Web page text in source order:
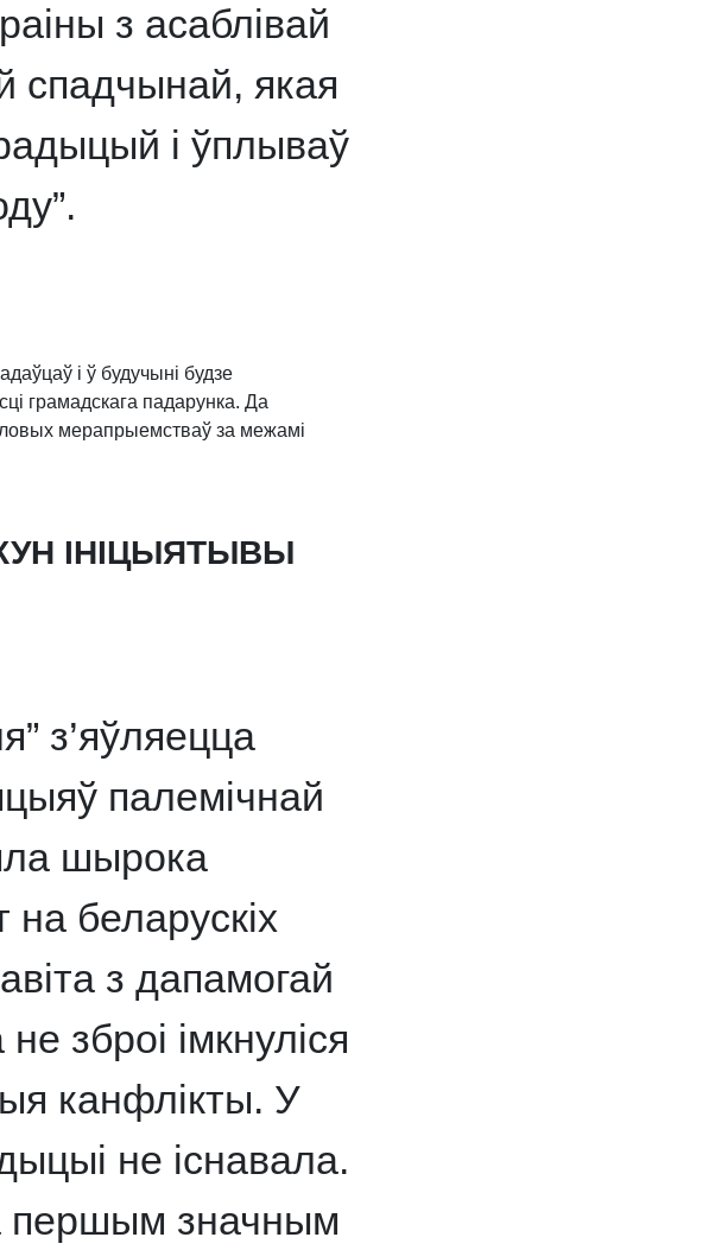
з асаблівай
спадчынай, якая
і ўплываў
і ў будучыні будзе
грамадскага падарунка. Да
мерапрыемстваў за межамі
ІНІЦЫЯТЫВЫ
з’яўляецца
палемічнай
шырока
беларускіх
з дапамогай
зброі імкнуліся
канфлікты. У
не існавала.
першым значным